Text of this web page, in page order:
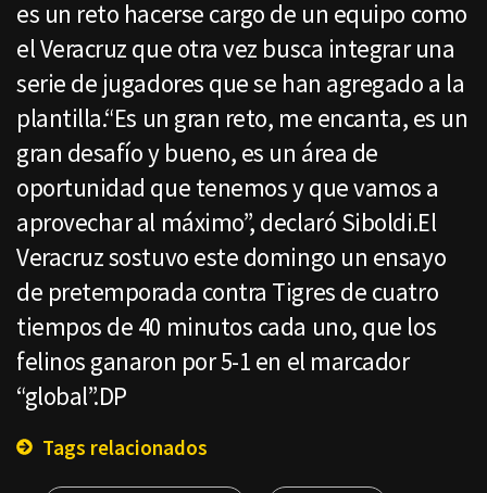
es un reto hacerse cargo de un equipo como
el Veracruz que otra vez busca integrar una
serie de jugadores que se han agregado a la
plantilla.“Es un gran reto, me encanta, es un
gran desafío y bueno, es un área de
oportunidad que tenemos y que vamos a
aprovechar al máximo”, declaró Siboldi.El
Veracruz sostuvo este domingo un ensayo
de pretemporada contra Tigres de cuatro
tiempos de 40 minutos cada uno, que los
felinos ganaron por 5-1 en el marcador
“global”.DP
Tags relacionados